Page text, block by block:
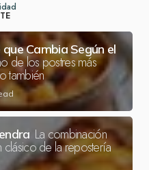
Cambia Según el
de los postres más
también
La combinación
clásico de la repostería